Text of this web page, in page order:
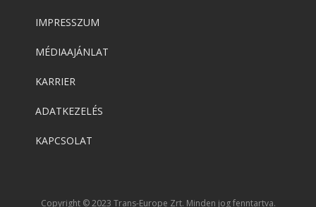
IMPRESSZUM
MÉDIAAJÁNLAT
KARRIER
ADATKEZELÉS
KAPCSOLAT
Copyright © 2023 Trans-Europe Zrt. Minden jog fenntartva.